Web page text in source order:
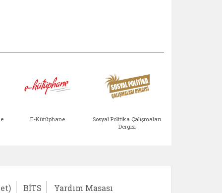
E-Kütüphane
Sosyal Politika Çalışmaları
Dergisi
BİTS Yardım Masası